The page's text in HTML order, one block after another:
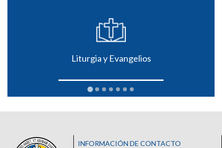
Liturgia y Evangelios
INFORMACIÓN DE CONTACTO